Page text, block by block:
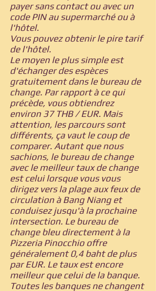
payer sans contact ou avec un
code PIN au supermarché ou à
l'hôtel.
Vous pouvez obtenir le pire tarif
de l'hôtel.
Le moyen le plus simple est
d'échanger des espèces
gratuitement dans le bureau de
change. Par rapport à ce qui
précède, vous obtiendrez
environ 37 THB / EUR. Mais
attention, les parcours sont
différents, ça vaut le coup de
comparer. Autant que nous
sachions, le bureau de change
avec le meilleur taux de change
est celui lorsque vous vous
dirigez vers la plage aux feux de
circulation à Bang Niang et
conduisez jusqu'à la prochaine
intersection. Le bureau de
change bleu directement à la
Pizzeria Pinocchio offre
généralement 0,4 baht de plus
par EUR. Le taux est encore
meilleur que celui de la banque.
Toutes les banques ne changent